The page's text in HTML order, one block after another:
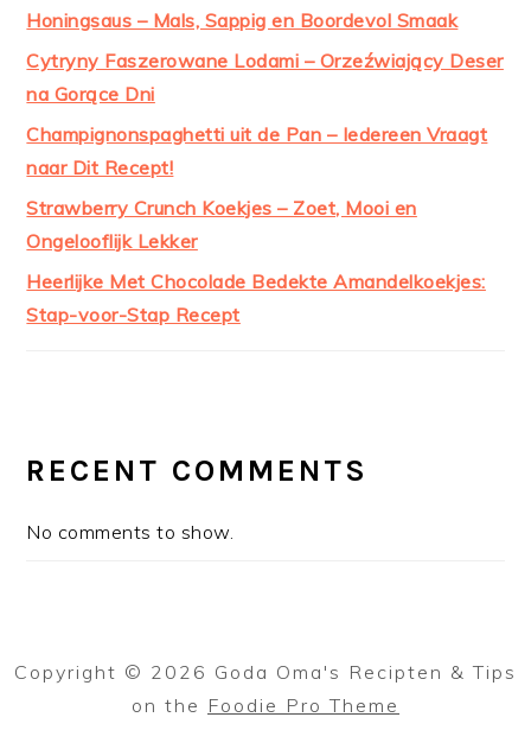
Honingsaus – Mals, Sappig en Boordevol Smaak
Cytryny Faszerowane Lodami – Orzeźwiający Deser
na Gorące Dni
Champignonspaghetti uit de Pan – Iedereen Vraagt
naar Dit Recept!
Strawberry Crunch Koekjes – Zoet, Mooi en
Ongelooflijk Lekker
Heerlijke Met Chocolade Bedekte Amandelkoekjes:
Stap-voor-Stap Recept
RECENT COMMENTS
No comments to show.
Copyright © 2026 Goda Oma's Recipten & Tips
on the Foodie Pro Theme